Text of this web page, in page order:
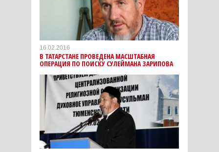
16.02.2016
В ТАТАРСТАНЕ ПРОВЕДЕНА МАСШТАБНАЯ
ОПЕРАЦИЯ ПО ПОИСКУ СУЛЕЙМАНА ЗАРИПОВА